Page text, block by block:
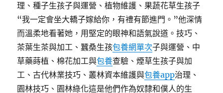
理、種子生孩子與運營、植物維護、果蔬花草生孩子
“我一定會坐大轎子嫁給你，有禮有節進門。”他深情
而溫柔地看著她，用堅定的眼神和語氣說道。技巧、
茶葉生茶與加工、蠶桑生孩包養網單次子與運營、中
草藥蒔植、棉花加工與包養查驗、煙草生孩子與加
工、古代林業技巧、叢林資本維護與包養app治理、
園林技巧、園林綠化這是他們作為奴隸和僕人的生